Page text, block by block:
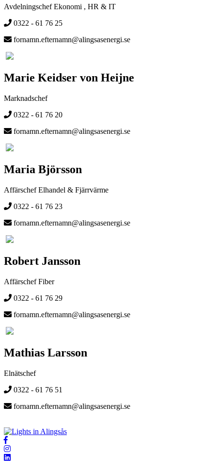
Avdelningschef Ekonomi , HR & IT
0322 - 61 76 25
fornamn.efternamn@alingsasenergi.se
Marie Keidser von Heijne
Marknadschef
0322 - 61 76 20
fornamn.efternamn@alingsasenergi.se
Maria Björsson
Affärschef Elhandel & Fjärrvärme
0322 - 61 76 23
fornamn.efternamn@alingsasenergi.se
Robert Jansson
Affärschef Fiber
0322 - 61 76 29
fornamn.efternamn@alingsasenergi.se
Mathias Larsson
Elnätschef
0322 - 61 76 51
fornamn.efternamn@alingsasenergi.se